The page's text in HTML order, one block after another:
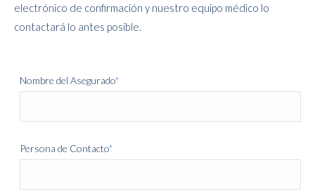
electrónico de confirmación y nuestro equipo médico lo
contactará lo antes posible.
Nombre del Asegurado*
Persona de Contacto*